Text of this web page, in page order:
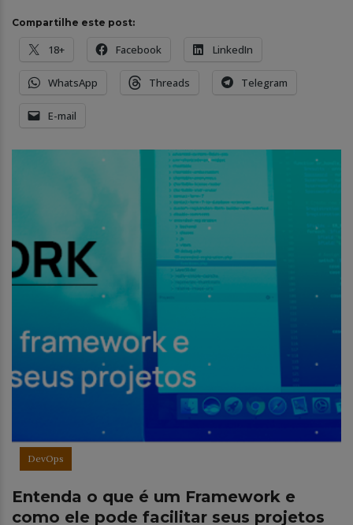
Compartilhe este post:
18+ Facebook LinkedIn
WhatsApp Threads Telegram
E-mail
DevOps
Entenda o que é um Framework e
como ele pode facilitar seus projetos